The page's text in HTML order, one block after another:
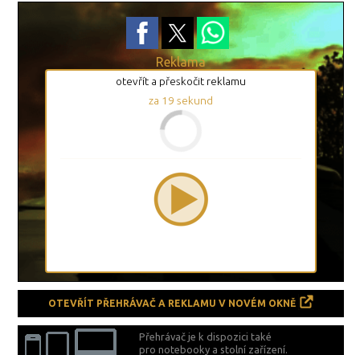
Reklama
otevřít a přeskočit reklamu
za 19 sekund
OTEVŘÍT PŘEHRÁVAČ A REKLAMU V NOVÉM OKNĚ
Přehrávač je k dispozici také
pro notebooky a stolní zařízení.